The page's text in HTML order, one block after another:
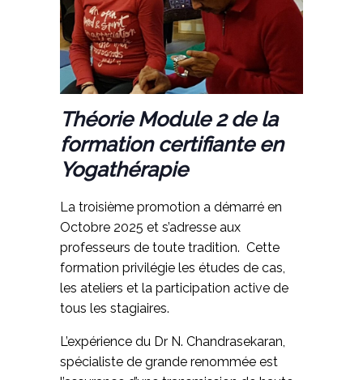
Théorie Module 2 de la
formation certifiante en
Yogathérapie
La troisième promotion a démarré en
Octobre 2025 et s’adresse aux
professeurs de toute tradition. Cette
formation privilégie les études de cas,
les ateliers et la participation active de
tous les stagiaires.
L’expérience du Dr N. Chandrasekaran,
spécialiste de grande renommée est